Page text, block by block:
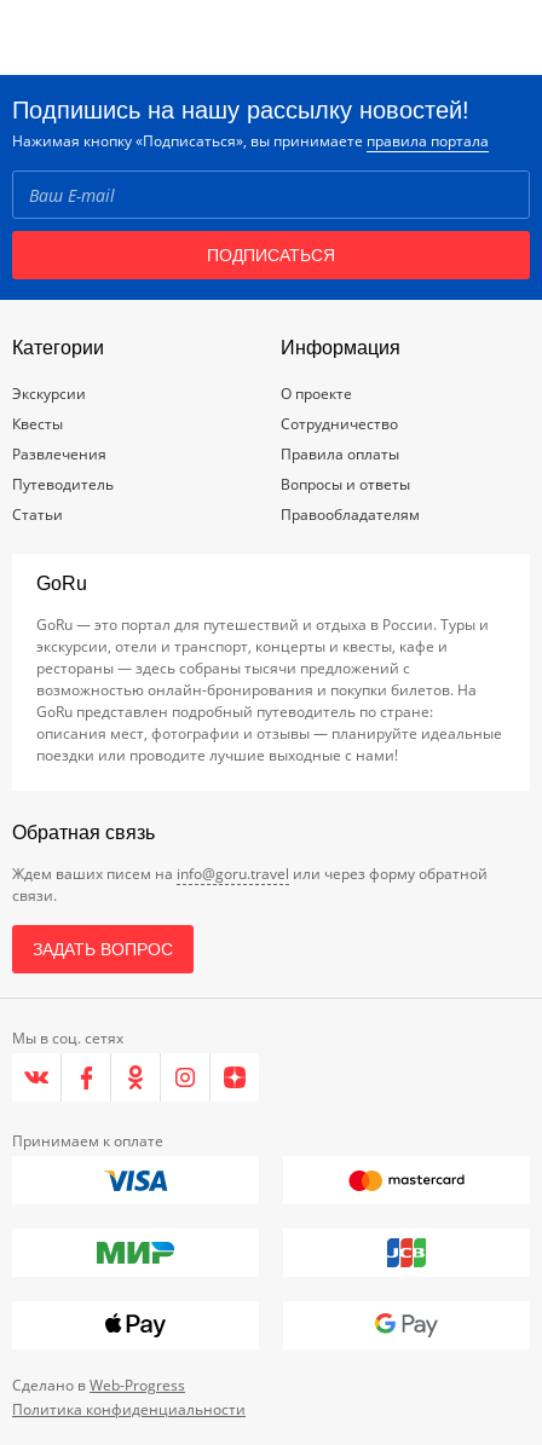
Подпишись на нашу рассылку новостей!
Нажимая кнопку «Подписаться», вы принимаете правила портала
ПОДПИСАТЬСЯ
Категории
Экскурсии
Квесты
Развлечения
Путеводитель
Статьи
Информация
О проекте
Сотрудничество
Правила оплаты
Вопросы и ответы
Правообладателям
GoRu
GoRu — это портал для путешествий и отдыха в России. Туры и
экскурсии, отели и транспорт, концерты и квесты, кафе и
рестораны — здесь собраны тысячи предложений с
возможностью онлайн-бронирования и покупки билетов. На
GoRu представлен подробный путеводитель по стране:
описания мест, фотографии и отзывы — планируйте идеальные
поездки или проводите лучшие выходные с нами!
Обратная связь
Ждем ваших писем на info@goru.travel или через форму обратной
связи.
ЗАДАТЬ ВОПРОС
Мы в соц. сетях
Принимаем к оплате
Сделано вWeb-Progress
Политика конфиденциальности